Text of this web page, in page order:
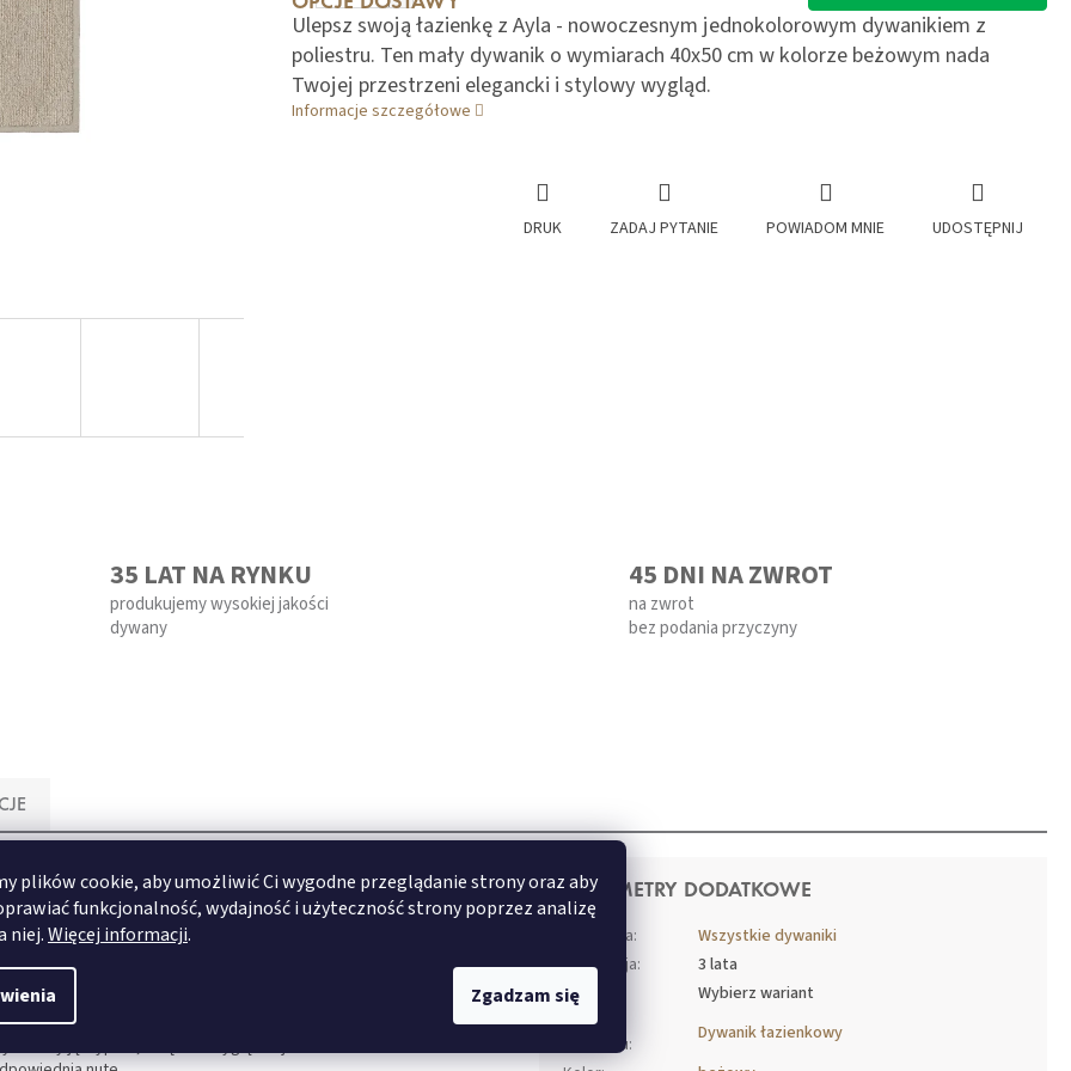
plików cookie, aby umożliwić Ci wygodne przeglądanie strony oraz aby
funkcjonalność, wydajność i użyteczność strony poprzez analizę
niej.Więcej informacji.
Zgadzam się
Ulepsz swoją łazienkę z Ayla - nowoczesnym jednokolorowym dywanikiem z
poliestru. Ten mały dywanik o wymiarach 40x50 cm w kolorze beżowym nada
Twojej przestrzeni elegancki i stylowy wygląd.
Informacje szczegółowe
DRUK ZADAJ PYTANIE POWIADOM MNIE UDOSTĘPNIJ
35 LAT NA RYNKU
produkujemy wysokiej jakości
dywany
45 DNI NA ZWROT
na zwrot
bez podania przyczyny
z poliestru. Ta mała podłoga o wymiarach 40x50 cm w kolorze
, które pomoże ci zrelaksować się po trudnym dniu.
łazience, niezależnie od jej wielkości.
ją wyprać, a będzie wyglądać jak nowa.
PARAMETRY DODATKOWE
Kategoria:
Wszystkie dywaniki
Gwarancja:
3 lata
EAN
Wybierz wariant
Rodzaj
produktu:
Dywanik łazienkowy